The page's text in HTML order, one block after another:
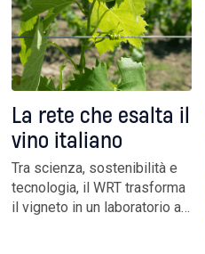
settembre, Final Award in
Campidoglio il 9 dicembre
La rete che esalta il
vino italiano
Tra scienza, sostenibilità e
tecnologia, il WRT trasforma
il vigneto in un laboratorio a